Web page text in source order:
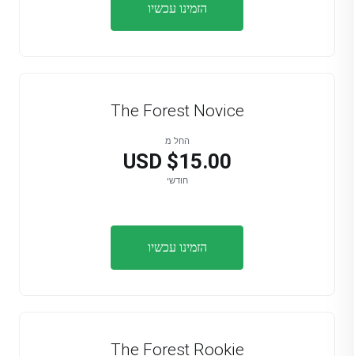
הזמינו עכשיו
The Forest Novice
החל מ
$15.00 USD
חודשי
הזמינו עכשיו
The Forest Rookie